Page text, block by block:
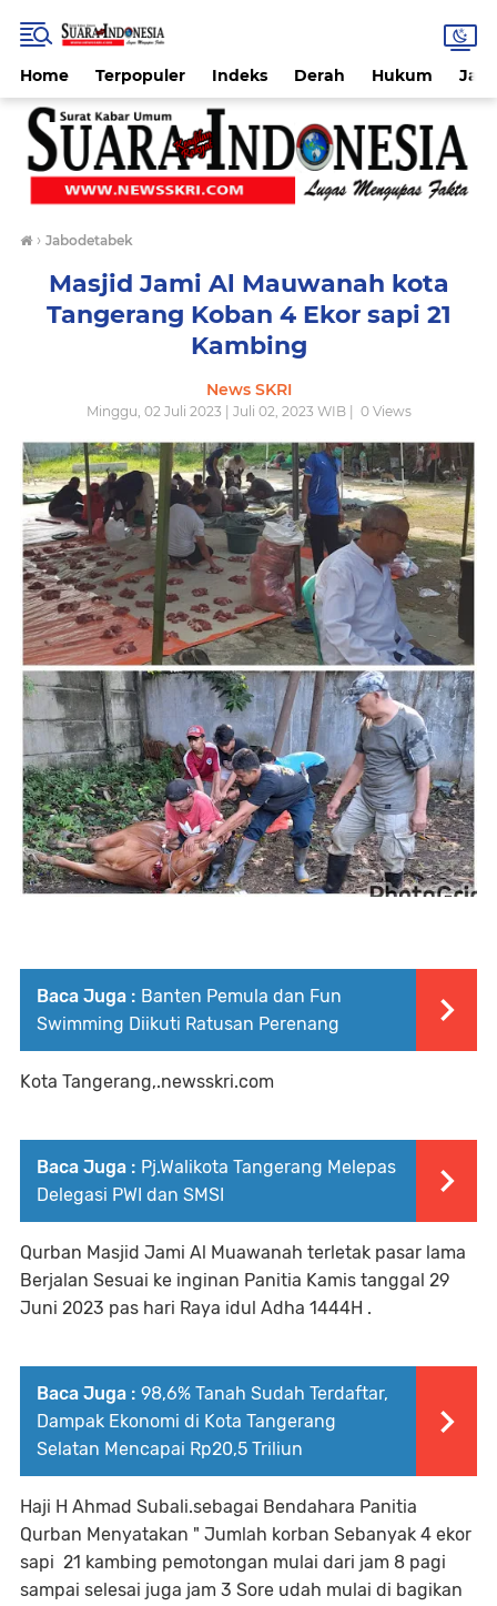
Home Terpopuler Indeks Derah Hukum
› Jabodetabek
Masjid Jami Al Mauwanah kota
Tangerang Koban 4 Ekor sapi 21
Kambing
News SKRI
Minggu, 02 Juli 2023 | Juli 02, 2023 WIB | 0Views
Baca Juga : Banten Pemula dan Fun
Swimming Diikuti Ratusan Perenang
Kota Tangerang,.newsskri.com
Baca Juga : Pj.Walikota Tangerang Melepas
Delegasi PWI dan SMSI
Qurban Masjid Jami Al Muawanah terletak pasar lama
Berjalan Sesuai ke inginan Panitia Kamis tanggal 29
Juni 2023 pas hari Raya idul Adha 1444H .
Baca Juga : 98,6% Tanah Sudah Terdaftar,
Dampak Ekonomi di Kota Tangerang
Selatan Mencapai Rp20,5 Triliun
Haji H Ahmad Subali.sebagai Bendahara Panitia
Qurban Menyatakan " Jumlah korban Sebanyak 4 ekor
sapi 21 kambing pemotongan mulai dari jam 8 pagi
sampai selesai juga jam 3 Sore udah mulai di bagikan